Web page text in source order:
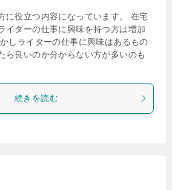
に役立つ内容になっています。 在宅
イターの仕事に興味を持つ方は増加
しライターの仕事に興味はあるもの
ら良いのか分からない方が多いのも
続きを読む